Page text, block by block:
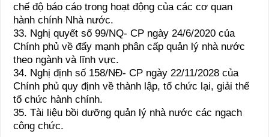
chế độ báo cáo trong hoạt động của các cơ quan
hành chính Nhà nước.
33. Nghị quyết số 99/NQ- CP ngày 24/6/2020 của
Chính phủ về đẩy mạnh phân cấp quản lý nhà nước
theo ngành và lĩnh vực.
34. Nghị định số 158/NĐ- CP ngày 22/11/2028 của
Chính phủ quy định về thành lập, tổ chức lại, giải thể
tổ chức hành chính.
35. Tài liệu bồi dưỡng quản lý nhà nước các ngạch
công chức.